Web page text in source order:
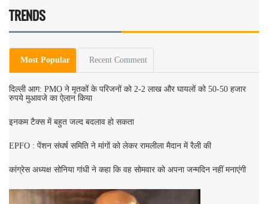
TRENDS
Most Popular Recent Comment
दिल्ली आग: PMO ने मृतकों के परिजनों को 2-2 लाख और घायलों को 50-50 हजार
रुपये मुआवजे का ऐलान किया
इनकम टैक्स में बहुत जल्द बदलाव हो सकता
EPFO : पेंशन संघर्ष समिति ने मांगों को लेकर रामलीला मैदान में रैली की
कांग्रेस अध्यक्ष सोनिया गांधी ने कहा कि वह सोमवार को अपना जन्मदिन नहीं मनाएंगी